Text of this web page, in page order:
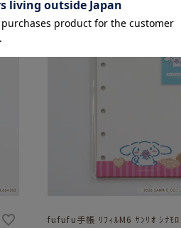
fufufu手帳 ﾘﾌｨﾙM6 ｻﾝﾘｵ ｼﾅﾓﾛ